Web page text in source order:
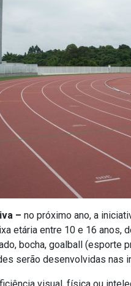
– no próximo ano, a
etária entre 10 e 16 anos,
bocha, goalball (esporte
serão desenvolvidas nas